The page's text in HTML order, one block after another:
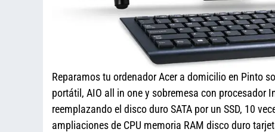
Reparamos tu ordenador Acer a domicilio en Pinto
portátil, AIO all in one y sobremesa con procesador
reemplazando el disco duro SATA por un SSD, 10
ampliaciones de CPU memoria RAM disco duro